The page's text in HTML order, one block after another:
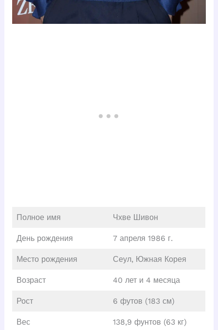
Полное имя Чхве Шивон
День рождения 7 апреля 1986 г.
Место рождения Сеул, Южная Корея
Возраст 40 лет и 4 месяца
Рост 6 футов (183 см)
Вес 138,9 фунтов (63 кг)